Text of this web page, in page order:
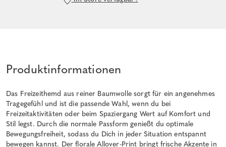
Produktinformationen
Das Freizeithemd aus reiner Baumwolle sorgt für ein angenehmes
Tragegefühl und ist die passende Wahl, wenn du bei
Freizeitaktivitäten oder beim Spaziergang Wert auf Komfort und
Stil legst. Durch die normale Passform genießt du optimale
Bewegungsfreiheit, sodass du Dich in jeder Situation entspannt
bewegen kannst. Der florale Allover-Print bringt frische Akzente in